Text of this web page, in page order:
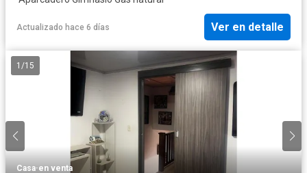
Actualizado hace 6 días Ver en detalle
1 /15
Casa·en venta